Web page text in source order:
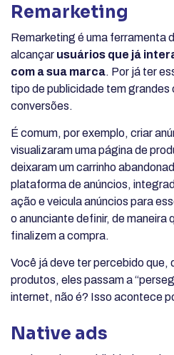
Remarketing
Remarketing é uma ferramenta
alcançar usuários que já
com a sua marca. Por já ter
tipo de publicidade tem
conversões.
É comum, por exemplo, criar
visualizaram uma página de
deixaram um carrinho
plataforma de anúncios,
ação e veicula anúncios para
o anunciante definir, de maneira
finalizem a compra.
Você já deve ter percebido que,
produtos, eles passam a
internet, não é? Isso acontece
Native ads